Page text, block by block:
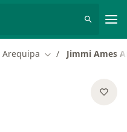
Arequipa Cambiar de ciudad
Jimmi Ames